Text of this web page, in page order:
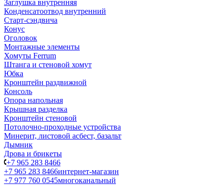
Заглушка внутренняя
Конденсатоотвод внутренний
Старт-сэндвича
Конус
Оголовок
Монтажные элементы
Хомуты Ferrum
Штанга и стеновой хомут
Юбка
Кронштейн раздвижной
Консоль
Опора напольная
Крышная разделка
Кронштейн стеновой
Потолочно-проходные устройства
Минерит, листовой асбест, базальт
Дымник
Дрова и брикеты
+7 965 283 8466
+7 965 283 8466интернет-магазин
+7 977 760 0545многоканальный